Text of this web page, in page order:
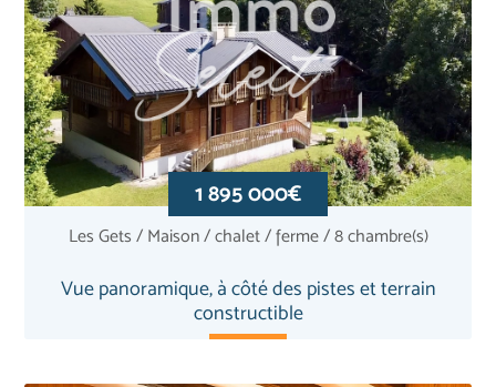
1 895 000€
Les Gets / Maison / chalet / ferme / 8 chambre(s)
Vue panoramique, à côté des pistes et terrain
constructible